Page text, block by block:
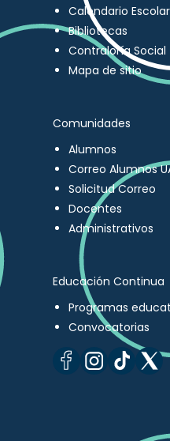
Calendario Escolar
Bibliotecas
Contraloría Social
Mapa de sitio
Comunidades
Alumnos
Correo Alumnos
Solicitud Correo
Docentes
Administrativos
Educación Continua
Programas
Convocatorias